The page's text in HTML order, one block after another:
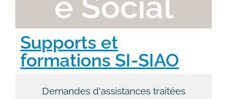
Supports et
formations SI-SIAO
Demandes d'assistances traitées